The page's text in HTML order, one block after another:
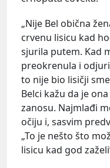
„Nije Bel obična
crvenu lisicu kad
sjurila putem. Kad
preokrenula i
to nije bio lisičji
Belci kažu da je
zanosu. Najmlađi
očiju i, sasvim
„To je nešto što
lisicu kad god